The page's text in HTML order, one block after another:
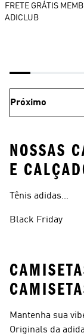
FRETE GRÁTIS
ADICLUB
Próximo
NOSSAS
E
Tênis adidas
Black Friday
Mantenha sua
Originals da